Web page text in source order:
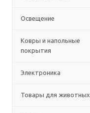
Освещение
Ковры и напольные
покрытия
Электроника
Товары для животных